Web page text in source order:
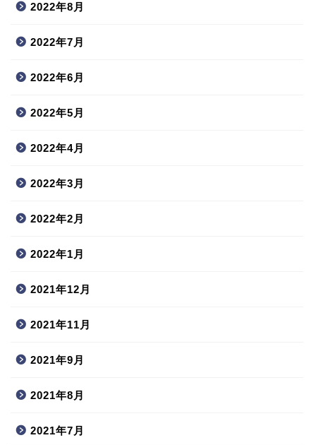
2022年8月
2022年7月
2022年6月
2022年5月
2022年4月
2022年3月
2022年2月
2022年1月
2021年12月
2021年11月
2021年9月
2021年8月
2021年7月